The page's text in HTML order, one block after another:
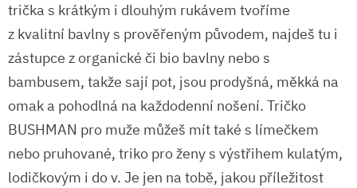
trička s krátkým i dlouhým rukávem tvoříme
z kvalitní bavlny s prověřeným původem, najdeš tu i
zástupce z organické či bio bavlny nebo s
bambusem, takže sají pot, jsou prodyšná, měkká na
omak a pohodlná na každodenní nošení. Tričko
BUSHMAN pro muže můžeš mít také s límečkem
nebo pruhované, triko pro ženy s výstřihem kulatým,
lodičkovým i do v. Je jen na tobě, jakou příležitost